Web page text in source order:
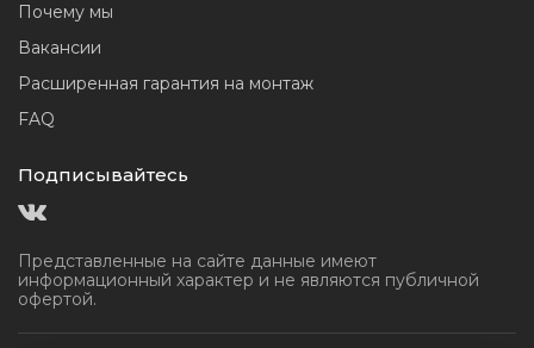
Почему мы
Вакансии
Расширенная гарантия на монтаж
FAQ
Подписывайтесь
Представленные на сайте данные имеют
информационный характер и не являются публичной
офертой.